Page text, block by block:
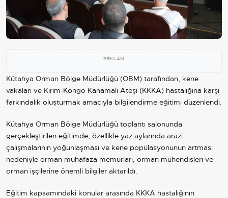
REKLAM
Kütahya Orman Bölge Müdürlüğü (OBM) tarafından, kene
vakaları ve Kırım-Kongo Kanamalı Ateşi (KKKA) hastalığına karşı
farkındalık oluşturmak amacıyla bilgilendirme eğitimi düzenlendi.
Kütahya Orman Bölge Müdürlüğü toplantı salonunda
gerçekleştirilen eğitimde, özellikle yaz aylarında arazi
çalışmalarının yoğunlaşması ve kene popülasyonunun artması
nedeniyle orman muhafaza memurları, orman mühendisleri ve
orman işçilerine önemli bilgiler aktarıldı.
Eğitim kapsamındaki konular arasında KKKA hastalığının